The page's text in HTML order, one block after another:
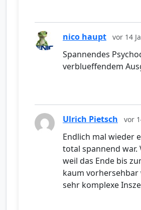
nico haupt vor 14
Spannendes
verblueffendem
Ulrich Pietsch vor
Endlich mal wieder
total spannend war.
weil das Ende bis
kaum vorhersehbar
sehr komplexe